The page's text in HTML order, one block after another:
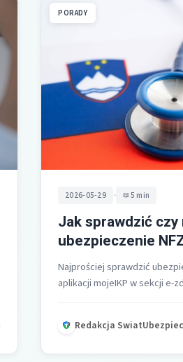
PORADY
2026-05-29 • 5 min
Jak sprawdzić czy
ubezpieczenie
Najprościej sprawdzić
aplikacji mojeIKP w sekcji e-
Redakcja